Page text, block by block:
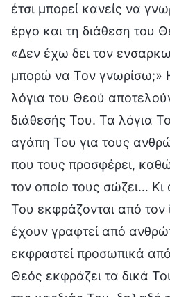
έτσι μπορεί κανείς να
έργο και τη διάθεση του
«Δεν έχω δει τον
μπορώ να Τον γνωρίσω;» Η
λόγια του Θεού
διάθεσής Του. Τα λόγια
αγάπη Του για τους
που τους προσφέρει,
τον οποίο τους σώζει… Κι
Του εκφράζονται από τον
έχουν γραφτεί από
εκφραστεί προσωπικά από
Θεός εκφράζει τα δικά